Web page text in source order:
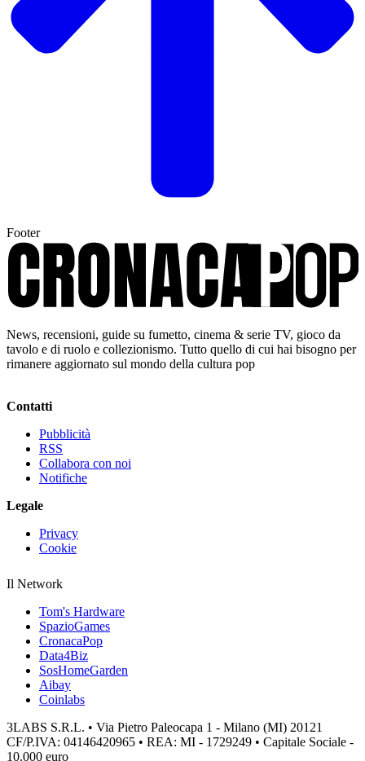
Footer
News, recensioni, guide su fumetto, cinema & serie TV, gioco da
tavolo e di ruolo e collezionismo. Tutto quello di cui hai bisogno per
rimanere aggiornato sul mondo della cultura pop
Contatti
Pubblicità
RSS
Collabora con noi
Notifiche
Legale
Privacy
Cookie
Il Network
Tom's Hardware
SpazioGames
CronacaPop
Data4Biz
SosHomeGarden
Aibay
Coinlabs
3LABS S.R.L. • Via Pietro Paleocapa 1 - Milano (MI) 20121
CF/P.IVA: 04146420965 • REA: MI - 1729249 • Capitale Sociale -
10.000 euro